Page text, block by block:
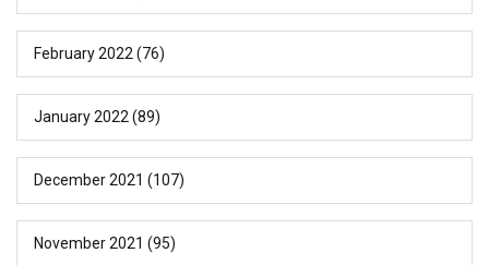
February 2022 (76)
January 2022 (89)
December 2021 (107)
November 2021 (95)